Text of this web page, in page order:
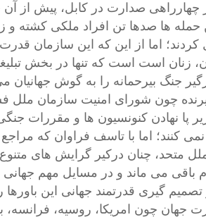
چهارراهی صدارت در کابل، پیش از
حمله ها صدها تن افراد ملکی کشته
اما از این که این سازمان قدرت
زنان است است که تنها در بخش
جنگ بیرحمانه را به گوش جهانیان
چون شورای امنیت سازمان ملل
پا نهادن کنونسیون ها و مقررات
کنند؛ اما با تاسف فراوان که
متحد، چنان درکیر گرایش های
باقی می ماند و در مسایل مهم جهانی
گیری قدرتمند جهانی این
جهان چون امریکا، روسیه، فرانسه،